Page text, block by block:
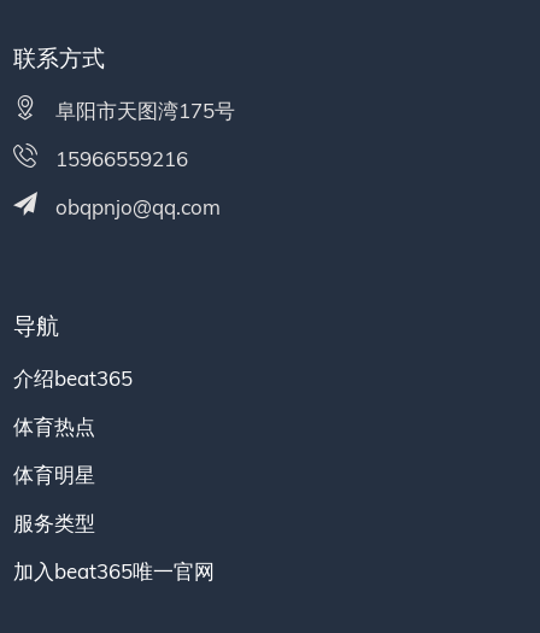
联系方式
阜阳市天图湾175号
15966559216
obqpnjo@qq.com
导航
介绍beat365
体育热点
体育明星
服务类型
加入beat365唯一官网